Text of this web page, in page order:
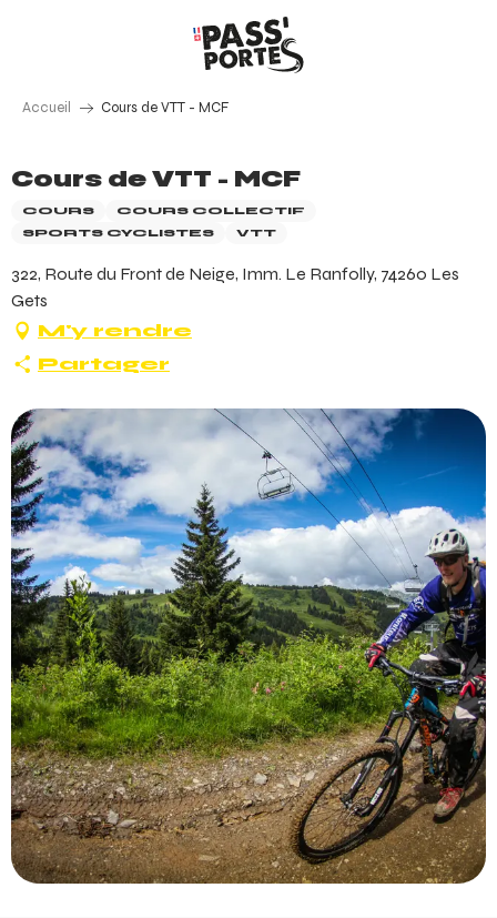
Accueil Cours de VTT - MCF
Cours de VTT - MCF
COURS
COURS COLLECTIF
SPORTS CYCLISTES
VTT
322, Route du Front de Neige, Imm. Le Ranfolly, 74260 Les
Gets
M'y rendre
Partager